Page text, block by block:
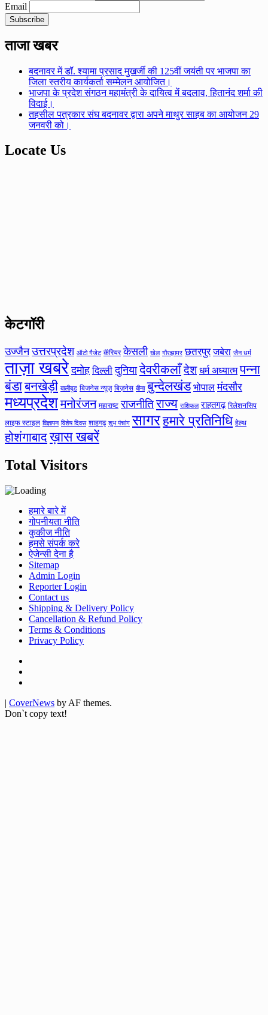
Email
ताजा खबर
बदनावर में डॉ. श्यामा प्रसाद मुखर्जी की 125वीं जयंती पर भाजपा का
जिला स्तरीय कार्यकर्ता सम्मेलन आयोजित।
भाजपा के प्रदेश संगठन महामंत्री के दायित्व में बदलाव, हितानंद शर्मा की
विदाई।
तहसील पत्रकार संघ बदनावर द्वारा अपने माथुर साहब का आयोजन 29
जनवरी को।
Locate Us
केटगॉरी
उज्जैन उत्तरप्रदेश ऑटो गैजेट कॅरियर केसली खेल गौरझामर छतरपुर जबेरा जैन धर्म
ताज़ा खबरे दमोह दिल्ली दुनिया देवरीकलाँदेश धर्म अध्यात्म पन्ना
बंडाबनखेड़ी बालीबुड बिजनेस न्यूज़ बिज़नेस बीना बुन्देलखंड भोपाल मंदसौर
मध्यप्रदेशमनोरंजन महाराष्ट राजनीतिराज्य राशिफल राहतगढ़ रिलेशनसिप
लाइफ स्टाइल विज्ञापन विशेष दिवस शाहगढ़ शुभ पंचांग सागरहमारे प्रतिनिधि हेल्थ
होशंगाबादख़ास खबरें
Total Visitors
हमारे बारे में
गोपनीयता नीति
कुकीज नीति
हमसे संपर्क करे
ऐजेन्सी देना है
Sitemap
Admin Login
Reporter Login
Contact us
Shipping & Delivery Policy
Cancellation & Refund Policy
Terms & Conditions
Privacy Policy
| CoverNews by AF themes.
Don`t copy text!